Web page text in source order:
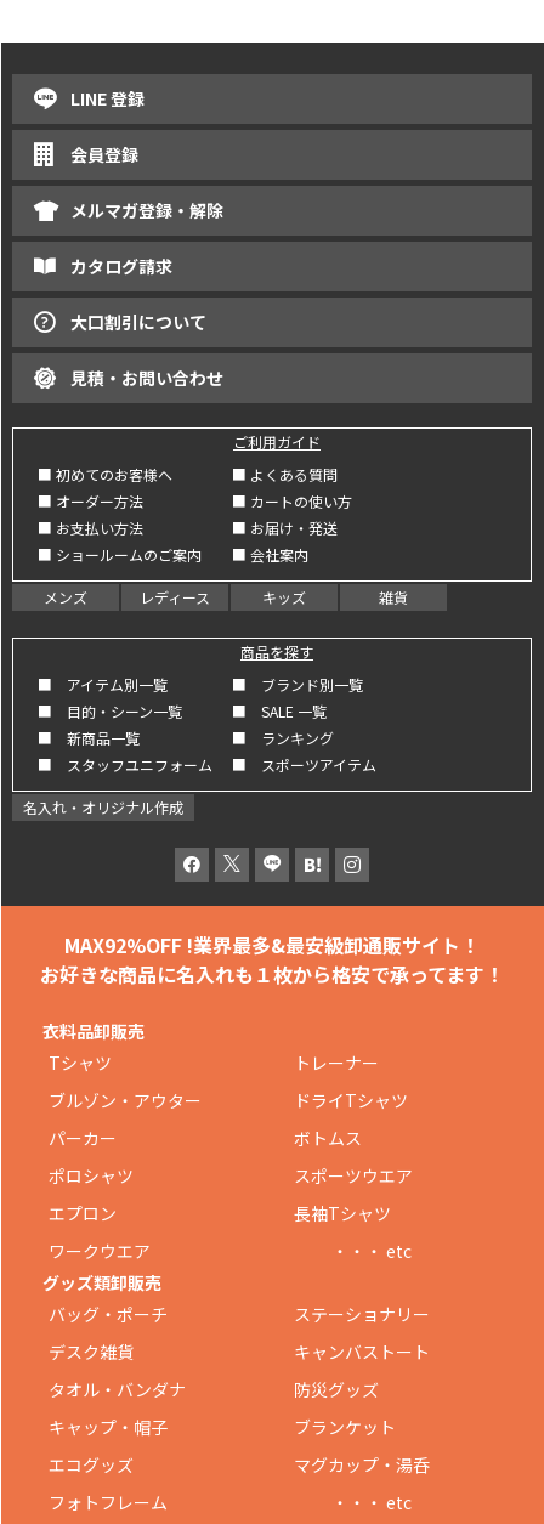
LINE 登録
会員登録
メルマガ登録・解除
カタログ請求
大口割引について
見積・お問い合わせ
ご利用ガイド
■ 初めてのお客様へ
■ よくある質問
■ オーダー方法
■ カートの使い方
■ お支払い方法
■ お届け・発送
■ ショールームのご案内
■ 会社案内
メンズ レディース キッズ 雑貨
商品を探す
■ アイテム別一覧
■ ブランド別一覧
■ 目的・シーン一覧
■ SALE 一覧
■ 新商品一覧
■ ランキング
■ スタッフユニフォーム
■ スポーツアイテム
名入れ・オリジナル作成
MAX92%OFF !業界最多&最安級卸通販サイト！
お好きな商品に名入れも １枚から格安で承ってます！
衣料品卸販売
Tシャツ
トレーナー
ブルゾン・アウター
ドライTシャツ
パーカー
ボトムス
ポロシャツ
スポーツウエア
エプロン
長袖Tシャツ
ワークウエア
・・・ etc
グッズ類卸販売
バッグ・ポーチ
ステーショナリー
デスク雑貨
キャンバストート
タオル・バンダナ
防災グッズ
キャップ・帽子
ブランケット
エコグッズ
マグカップ・湯呑
フォトフレーム
・・・ etc